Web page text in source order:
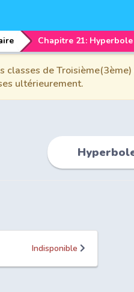
Chapitre 21: Hyperbole
classes de
ultérieurement.
Indisponible